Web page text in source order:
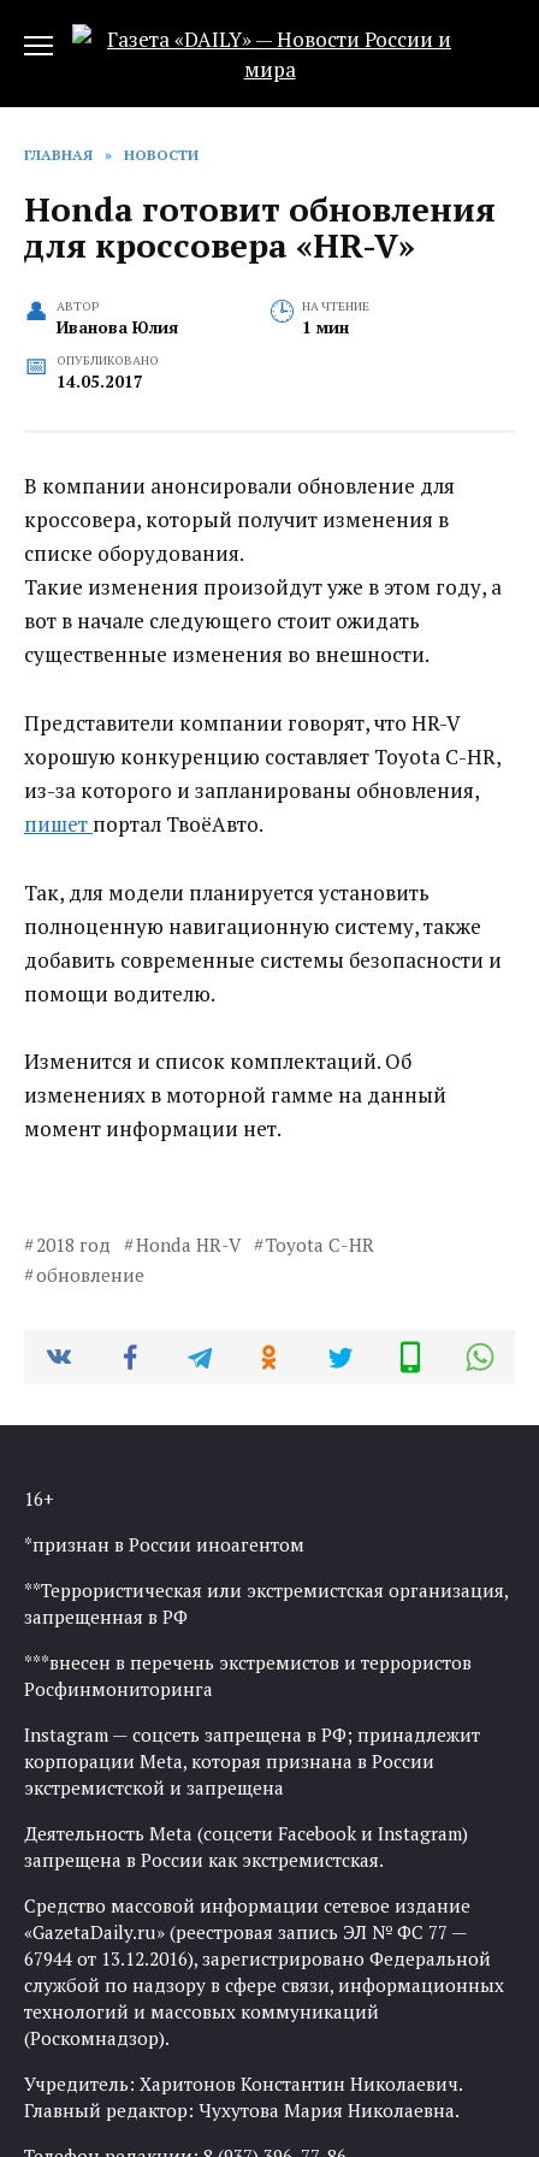
ГЛАВНАЯ » НОВОСТИ
Honda готовит обновления
для кроссовера «HR-V»
АВТОР
Иванова Юлия
НА ЧТЕНИЕ
1 мин
ОПУБЛИКОВАНО
14.05.2017
В компании анонсировали обновление для
кроссовера, который получит изменения в
списке оборудования.
Такие изменения произойдут уже в этом году, а
вот в начале следующего стоит ожидать
существенные изменения во внешности.
Представители компании говорят, что HR-V
хорошую конкуренцию составляет Toyota C-HR,
из-за которого и запланированы обновления,
пишет портал ТвоёАвто.
Так, для модели планируется установить
полноценную навигационную систему, также
добавить современные системы безопасности и
помощи водителю.
Изменится и список комплектаций. Об
изменениях в моторной гамме на данный
момент информации нет.
2018 год Honda HR-V
Toyota C-HR
обновление
16+
*признан в России иноагентом
**Террористическая или экстремистская организация,
запрещенная в РФ
***внесен в перечень экстремистов и террористов
Росфинмониторинга
Instagram — соцсеть запрещена в РФ; принадлежит
корпорации Meta, которая признана в России
экстремистской и запрещена
Деятельность Meta (соцсети Facebook и Instagram)
запрещена в России как экстремистская.
Средство массовой информации сетевое издание
«GazetaDaily.ru» (реестровая запись ЭЛ № ФС 77 —
67944 от 13.12.2016), зарегистрировано Федеральной
службой по надзору в сфере связи, информационных
технологий и массовых коммуникаций
(Роскомнадзор).
Учредитель: Харитонов Константин Николаевич.
Главный редактор: Чухутова Мария Николаевна.